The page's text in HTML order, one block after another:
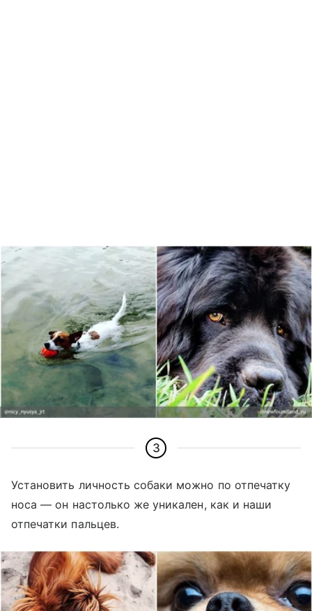
3
Установить личность собаки можно по отпечатку
носа— он настолько же уникален, как и наши
отпечатки пальцев.